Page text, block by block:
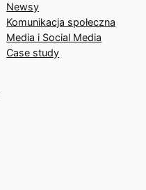
Newsy
Komunikacja społeczna
Media i Social Media
Case study